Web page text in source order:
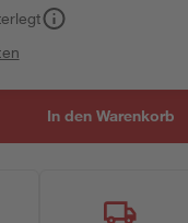
In den Warenkorb